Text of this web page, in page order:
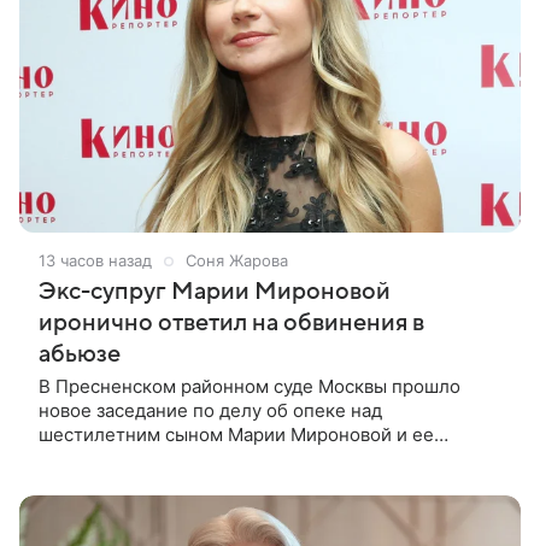
13 часов назад Соня Жарова
Экс-супруг Марии Мироновой
иронично ответил на обвинения в
абьюзе
В Пресненском районном суде Москвы прошло
новое заседание по делу об опеке над
шестилетним сыном Марии Мироновой и ее